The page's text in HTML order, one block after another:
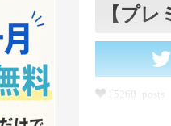
【プ
15260 posts